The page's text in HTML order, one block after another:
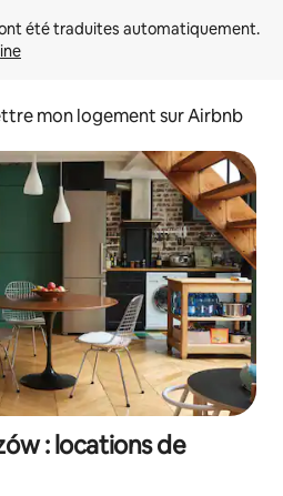
mon logement sur Airbnb
: locations de